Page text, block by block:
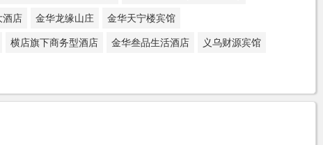
酒店 金华龙缘山庄 金华天宁楼宾馆
横店旗下商务型酒店 金华叁品生活酒店 义乌财源宾馆